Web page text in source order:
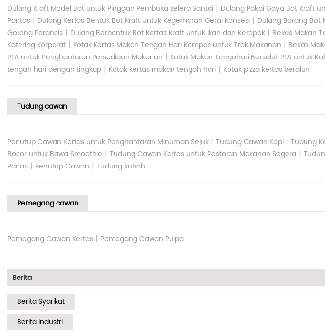
Dulang Kraft Model Bot untuk Pinggan Pembuka selera Santai | Dulang Pakai Gaya Bot Kraft
Pantas | Dulang Kertas Bentuk Bot Kraft untuk Kegemaran Gerai Konsesi | Dulang Borang Bot
Goreng Perancis | Dulang Berbentuk Bot Kertas Kraft untuk Ikan dan Kerepek | Bekas Makan
Katering Korporat | Kotak Kertas Makan Tengah Hari Kompos untuk Trak Makanan | Bekas
PLA untuk Penghantaran Persediaan Makanan | Kotak Makan Tengahari Bersalut PLA untuk
tengah hari dengan tingkap | Kotak kertas makan tengah hari | Kotak pizza kertas beralun
Tudung cawan
Penutup Cawan Kertas untuk Penghantaran Minuman Sejuk | Tudung Cawan Kopi | Tudung
Bocor untuk Bawa Smoothie | Tudung Cawan Kertas untuk Restoran Makanan Segera |
Panas | Penutup Cawan | Tudung kubah
Pemegang cawan
Pemegang Cawan Kertas | Pemegang Cawan Pulpa
Berita
Berita Syarikat
Berita Industri